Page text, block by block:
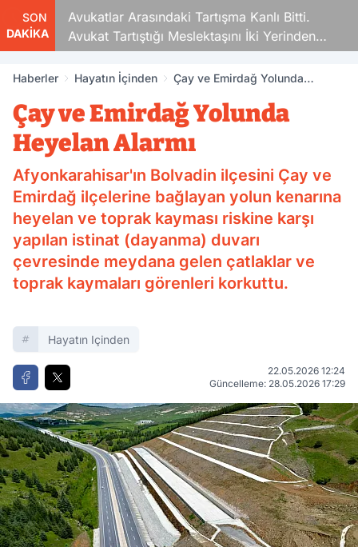
SON
DAKİKA
Avukatlar Arasındaki Tartışma Kanlı Bitti.
Avukat Tartıştığı Meslektaşını İki Yerinden
Vurdu
Haberler Hayatın İçinden
Çay ve Emirdağ Yolunda
Çay ve Emirdağ Yolunda
Heyelan Alarmı
Afyonkarahisar'ın Bolvadin ilçesini Çay ve
Emirdağ ilçelerine bağlayan yolun kenarına
heyelan ve toprak kayması riskine karşı
yapılan istinat (dayanma) duvarı
çevresinde meydana gelen çatlaklar ve
toprak kaymaları görenleri korkuttu.
Hayatın Içinden
22.05.2026 12:24
Güncelleme: 28.05.2026 17:29